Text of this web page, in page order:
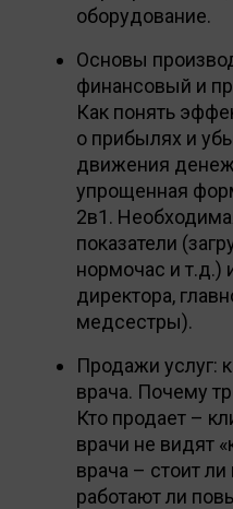
оборудование.
Основы
финансовый и
Как понять
о прибылях и
движения
упрощенная
2в1.
показатели
нормочас и т.д.)
директора,
медсестры).
Продажи услуг:
врача. Почему
Кто продает –
врачи не видят
врача – стоит
работают ли